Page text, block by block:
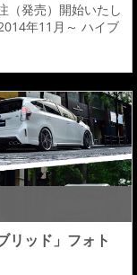
（発売）開始いたし
年11月～ ハイブ
ング・S、Sツーリ
（後期） 【※1】
■サイドステップ
リッド」フォト